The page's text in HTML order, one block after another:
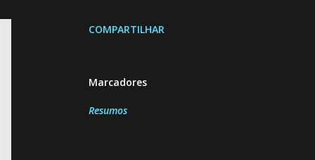
COMPARTILHAR
Marcadores
Resumos